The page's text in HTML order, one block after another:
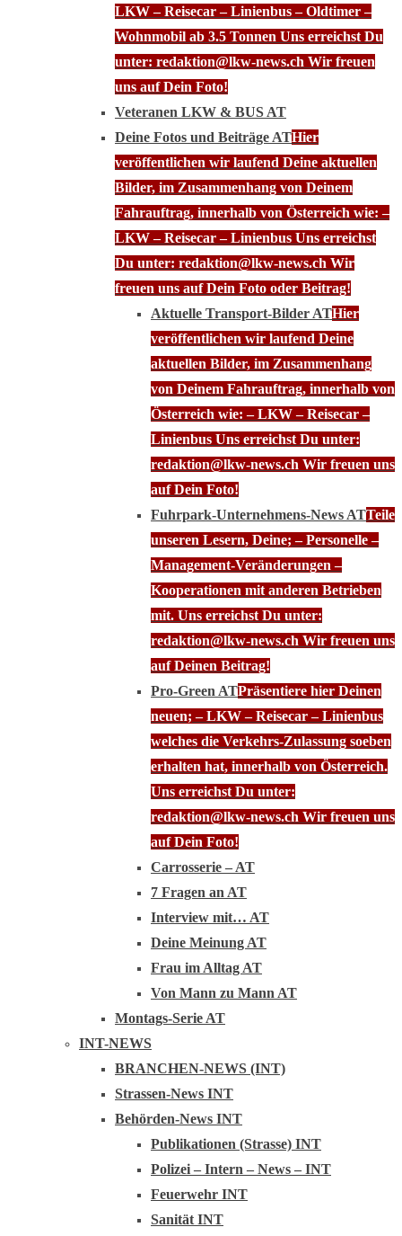
LKW – Reisecar – Linienbus – Oldtimer –
Wohnmobil ab 3.5 Tonnen Uns erreichst Du
unter: redaktion@lkw-news.ch Wir freuen
uns auf Dein Foto!
Veteranen LKW & BUS AT
Deine Fotos und Beiträge ATHier
veröffentlichen wir laufend Deine aktuellen
Bilder, im Zusammenhang von Deinem
Fahrauftrag, innerhalb von Österreich wie: –
LKW – Reisecar – Linienbus Uns erreichst
Du unter: redaktion@lkw-news.ch Wir
freuen uns auf Dein Foto oder Beitrag!
Aktuelle Transport-Bilder ATHier
veröffentlichen wir laufend Deine
aktuellen Bilder, im Zusammenhang
von Deinem Fahrauftrag, innerhalb von
Österreich wie: – LKW – Reisecar –
Linienbus Uns erreichst Du unter:
redaktion@lkw-news.ch Wir freuen uns
auf Dein Foto!
Fuhrpark-Unternehmens-News ATTeile
unseren Lesern, Deine; – Personelle –
Management-Veränderungen –
Kooperationen mit anderen Betrieben
mit. Uns erreichst Du unter:
redaktion@lkw-news.ch Wir freuen uns
auf Deinen Beitrag!
Pro-Green ATPräsentiere hier Deinen
neuen; – LKW – Reisecar – Linienbus
welches die Verkehrs-Zulassung soeben
erhalten hat, innerhalb von Österreich.
Uns erreichst Du unter:
redaktion@lkw-news.ch Wir freuen uns
auf Dein Foto!
Carrosserie – AT
7 Fragen an AT
Interview mit… AT
Deine Meinung AT
Frau im Alltag AT
Von Mann zu Mann AT
Montags-Serie AT
INT-NEWS
BRANCHEN-NEWS (INT)
Strassen-News INT
Behörden-News INT
Publikationen (Strasse) INT
Polizei – Intern – News – INT
Feuerwehr INT
Sanität INT